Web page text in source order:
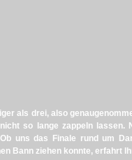
als drei, also
so lange zappeln lassen.
uns das Finale rund um
Bann ziehen konnte, erfahrt